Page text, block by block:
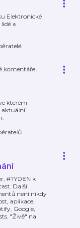
Elektronické
a
komentáře,
kterém
aktuální
#TYDEN k
Další
není nikdy
aplikace,
Google,
"Živě" na